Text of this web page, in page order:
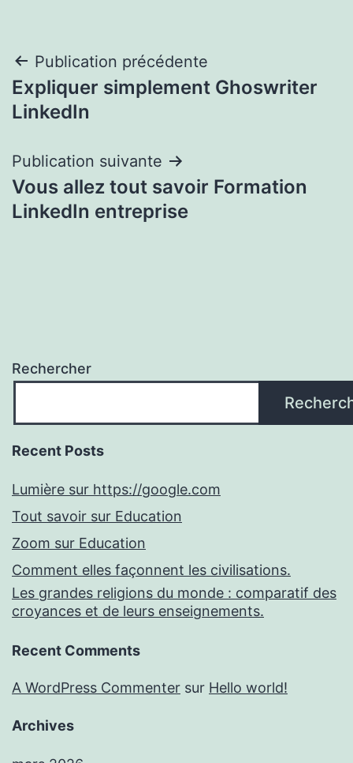
Navigation
de
Publication précédente
Expliquer simplement Ghoswriter
LinkedIn
Publication suivante
Vous allez tout savoir Formation
LinkedIn entreprise
Rechercher
Recent Posts
Lumière sur https://google.com
Tout savoir sur Education
Zoom sur Education
Comment elles façonnent les civilisations.
Les grandes religions du monde : comparatif des
croyances et de leurs enseignements.
Recent Comments
A WordPress Commenter sur Hello world!
Archives